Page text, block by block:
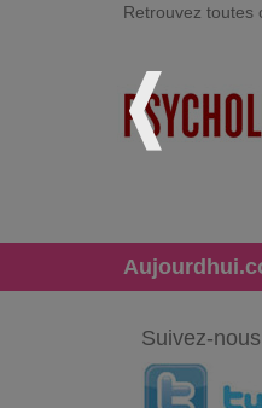
Retrouvez toutes
Suivez-